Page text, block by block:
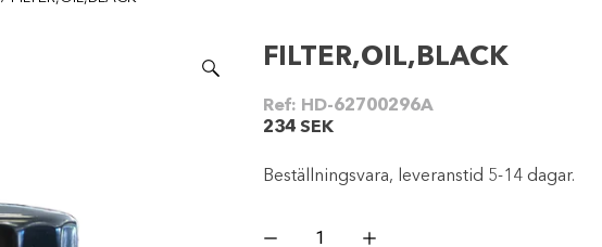
FILTER,OIL,BLACK
Ref: HD-62700296A
234 SEK
Beställningsvara, leveranstid 5-14 dagar.
mängd